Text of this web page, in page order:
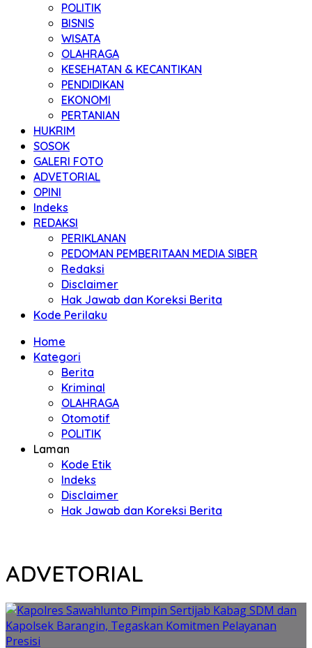
POLITIK
BISNIS
WISATA
OLAHRAGA
KESEHATAN & KECANTIKAN
PENDIDIKAN
EKONOMI
PERTANIAN
HUKRIM
SOSOK
GALERI FOTO
ADVETORIAL
OPINI
Indeks
REDAKSI
PERIKLANAN
PEDOMAN PEMBERITAAN MEDIA SIBER
Redaksi
Disclaimer
Hak Jawab dan Koreksi Berita
Kode Perilaku
Home
Kategori
Berita
Kriminal
OLAHRAGA
Otomotif
POLITIK
Laman
Kode Etik
Indeks
Disclaimer
Hak Jawab dan Koreksi Berita
ADVETORIAL